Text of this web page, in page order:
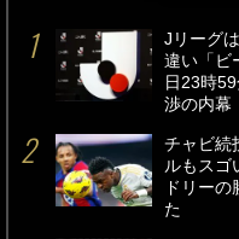
Jリーグ
違い「ビ
日23時
渉の内幕
チャビ続
ルもスゴ
ドリー
た